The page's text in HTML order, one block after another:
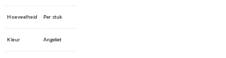
Hoeveelheid Per stuk
Kleur Angeliet